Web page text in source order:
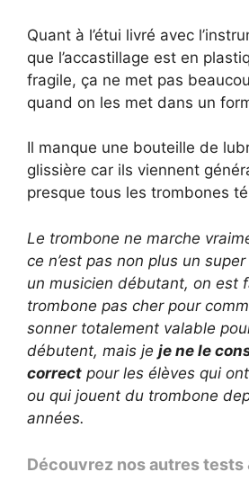
Quant à l’étui livré avec
que l’accastillage est en
fragile, ça ne met pas
quand on les met dans un
Il manque une bouteille de
glissière car ils viennent
presque tous les trombones
Le trombone ne marche
ce n’est pas non plus un
un musicien débutant, on est
trombone pas cher pour
sonner totalement valable
débutent, mais je je ne le
correct pour les élèves qui
ou qui jouent du trombone
années.
Découvrez nos autres tests